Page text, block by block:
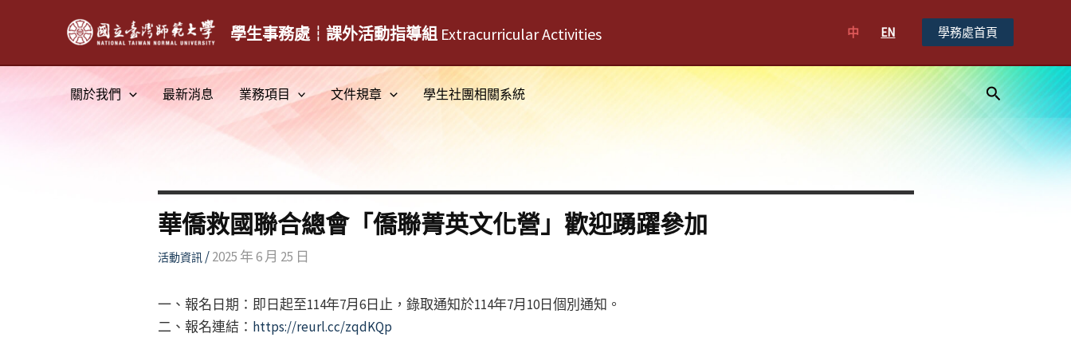
學生事務處┆課外活動指導組 Extracurricular Activities 中 EN 學務處首頁
關於我們 最新消息 業務項目 文件規章 學生社團相關系統
搜
尋
華僑救國聯合總會「僑聯菁英文化營」歡迎踴躍參加
活動資訊/2025 年 6 月 25 日
一、報名日期：即日起至114年7月6日止，錄取通知於114年7月10日個別通知。
二、報名連結： https://reurl.cc/zqdKQp